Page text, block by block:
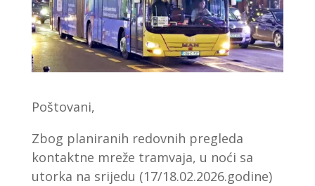
Poštovani,
Zbog planiranih redovnih pregleda
kontaktne mreže tramvaja, u noći sa
utorka na srijedu (17/18.02.2026.godine)